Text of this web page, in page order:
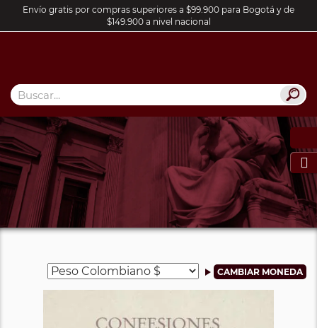
Envío gratis por compras superiores a $99.900 para Bogotá y de
$149.900 a nivel nacional
